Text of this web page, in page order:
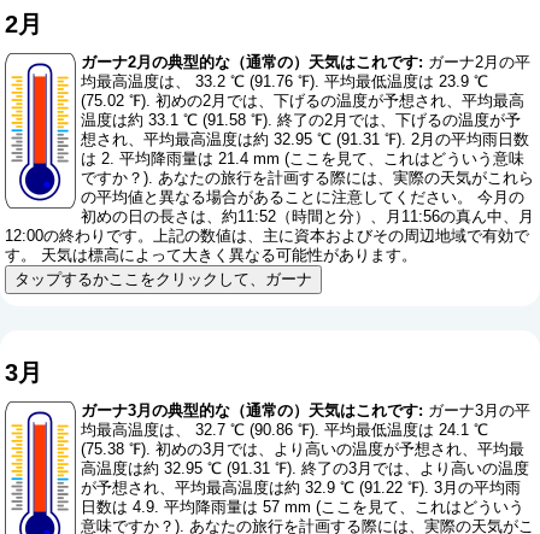
2月
ガーナ2月の典型的な（通常の）天気はこれです: ガーナ2月の平
均最高温度は、 33.2 ℃ (91.76 ℉). 平均最低温度は 23.9 ℃
(75.02 ℉). 初めの2月では、下げるの温度が予想され、平均最高
温度は約 33.1 ℃ (91.58 ℉). 終了の2月では、下げるの温度が予
想され、平均最高温度は約 32.95 ℃ (91.31 ℉). 2月の平均雨日数
は 2. 平均降雨量は 21.4 mm (ここを見て、これはどういう意味
ですか？). あなたの旅行を計画する際には、実際の天気がこれら
の平均値と異なる場合があることに注意してください。 今月の
初めの日の長さは、約11:52（時間と分）、月11:56の真ん中、月
12:00の終わりです。上記の数値は、主に資本およびその周辺地域で有効で
す。 天気は標高によって大きく異なる可能性があります。
タップするかここをクリックして、ガーナ
3月
ガーナ3月の典型的な（通常の）天気はこれです: ガーナ3月の平
均最高温度は、 32.7 ℃ (90.86 ℉). 平均最低温度は 24.1 ℃
(75.38 ℉). 初めの3月では、より高いの温度が予想され、平均最
高温度は約 32.95 ℃ (91.31 ℉). 終了の3月では、より高いの温度
が予想され、平均最高温度は約 32.9 ℃ (91.22 ℉). 3月の平均雨
日数は 4.9. 平均降雨量は 57 mm ( ここを見て、これはどういう
意味ですか？). あなたの旅行を計画する際には、実際の天気がこ